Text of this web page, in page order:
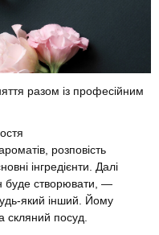
разом із професійним
розповість
інгредієнти. Далі
буде створювати, —
який інший. Йому
скляний посуд.